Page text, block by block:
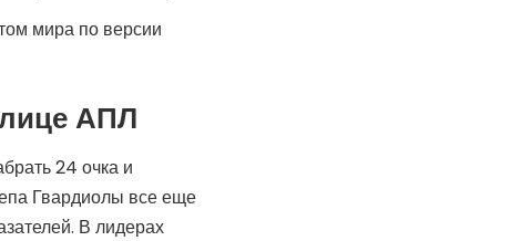
мира по версии
АПЛ
24 очка и
Гвардиолы все еще
В лидерах